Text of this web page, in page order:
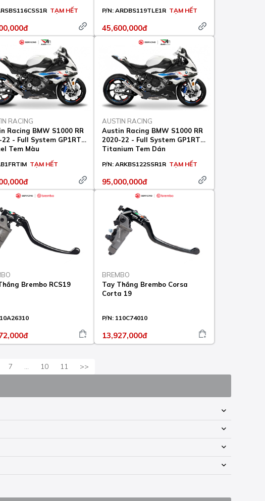
TẠM HẾT P/N: ARDBS119TLE1R TẠM HẾT
45,600,000đ
RACING
Racing BMW S1000 RR
- Full System GP1RT
Tem Màu
TẠM HẾT
AUSTIN RACING
Austin Racing BMW S1000 RR
2020-22 - Full System GP1RT
Titanium Tem Dán
P/N: ARKBS122SSR1R TẠM HẾT
95,000,000đ
Brembo RCS19
BREMBO
Tay Thắng Brembo Corsa
Corta 19
P/N: 110C74010
13,927,000đ
7 ... 10 11 >>